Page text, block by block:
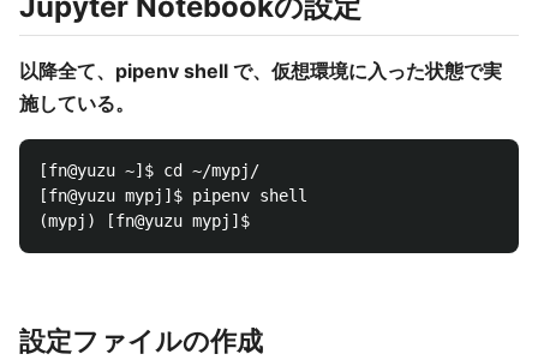
以降全て、pipenv shell で、仮想環境に入った状態で実
施している。
[fn@yuzu ~]$ cd ~/mypj/
[fn@yuzu mypj]$ pipenv shell
設定ファイルの作成